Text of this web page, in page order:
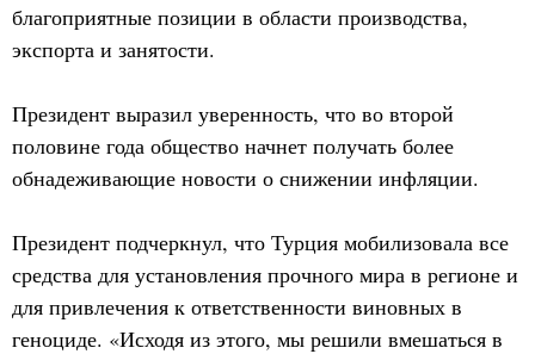
благоприятные позиции в области производства,
экспорта и занятости.
Президент выразил уверенность, что во второй
половине года общество начнет получать более
обнадеживающие новости о снижении инфляции.
Президент подчеркнул, что Турция мобилизовала все
средства для установления прочного мира в регионе и
для привлечения к ответственности виновных в
геноциде. «Исходя из этого, мы решили вмешаться в